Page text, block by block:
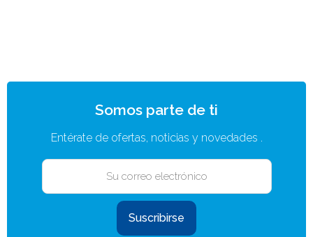
Somos parte de ti
Entérate de ofertas, noticias y novedades .
Suscribirse